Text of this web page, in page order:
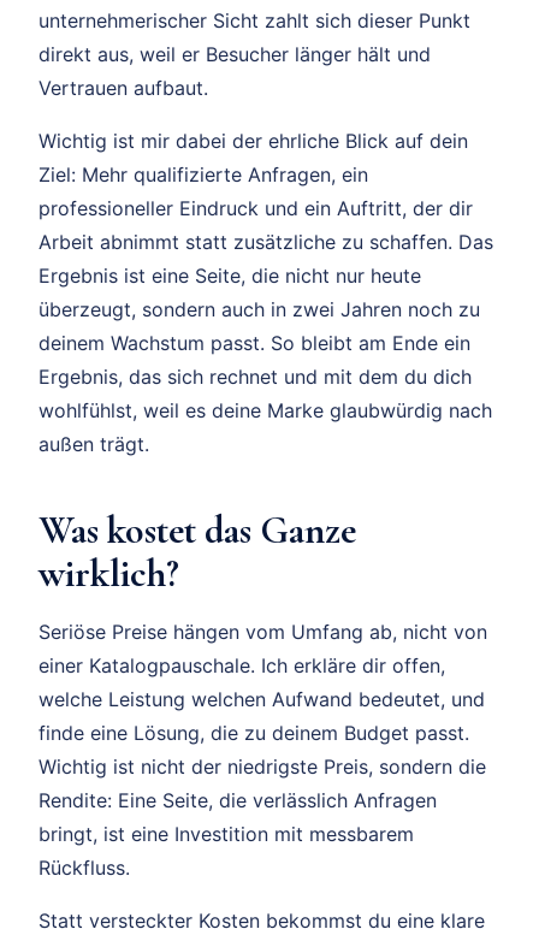
unternehmerischer Sicht zahlt sich dieser Punkt
direkt aus, weil er Besucher länger hält und
Vertrauen aufbaut.
Wichtig ist mir dabei der ehrliche Blick auf dein
Ziel: Mehr qualifizierte Anfragen, ein
professioneller Eindruck und ein Auftritt, der dir
Arbeit abnimmt statt zusätzliche zu schaffen. Das
Ergebnis ist eine Seite, die nicht nur heute
überzeugt, sondern auch in zwei Jahren noch zu
deinem Wachstum passt. So bleibt am Ende ein
Ergebnis, das sich rechnet und mit dem du dich
wohlfühlst, weil es deine Marke glaubwürdig nach
außen trägt.
Was kostet das Ganze
wirklich?
Seriöse Preise hängen vom Umfang ab, nicht von
einer Katalogpauschale. Ich erkläre dir offen,
welche Leistung welchen Aufwand bedeutet, und
finde eine Lösung, die zu deinem Budget passt.
Wichtig ist nicht der niedrigste Preis, sondern die
Rendite: Eine Seite, die verlässlich Anfragen
bringt, ist eine Investition mit messbarem
Rückfluss.
Statt versteckter Kosten bekommst du eine klare